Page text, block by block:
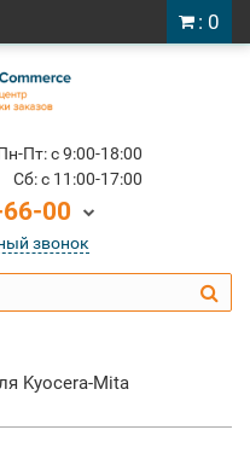
: 0
Пт: c 9:00-18:00
Cб: c 11:00-17:00
00
звонок
Kyocera-Mita